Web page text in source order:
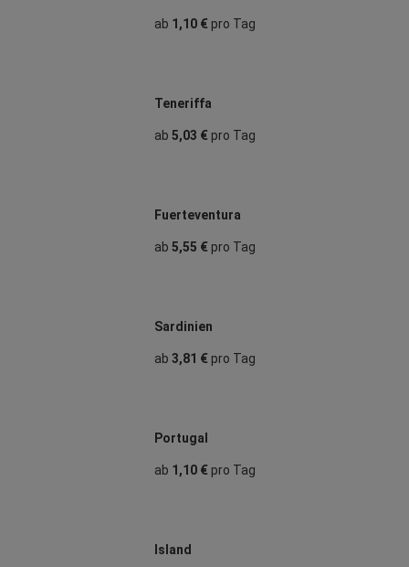
ab 1,10 €pro Tag
Teneriffa
ab 5,03 €pro Tag
Fuerteventura
ab 5,55 €pro Tag
Sardinien
ab 3,81 €pro Tag
Portugal
ab 1,10 €pro Tag
Island